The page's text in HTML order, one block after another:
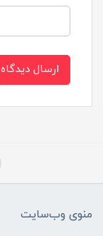
ارسال دیدگاه
منوی وب‌سایت